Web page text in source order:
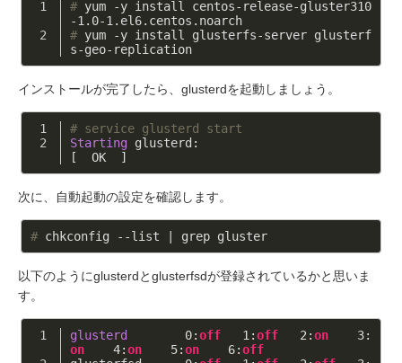
# yum -y install centos-release-gluster310
-1.0-1.el6.centos.noarch
# yum -y install glusterfs-server glusterf
s-geo-replication
インストールが完了したら、glusterdを起動しましょう。
# service glusterd start
Starting glusterd:
[  OK  ]
次に、自動起動の設定を確認します。
# chkconfig --list | grep gluster
以下のようにglusterdとglusterfsdが登録されているかと思いま
す。
glusterd 0:off 1 :off 2 :on 3:
on
4:on 5:on 6:off